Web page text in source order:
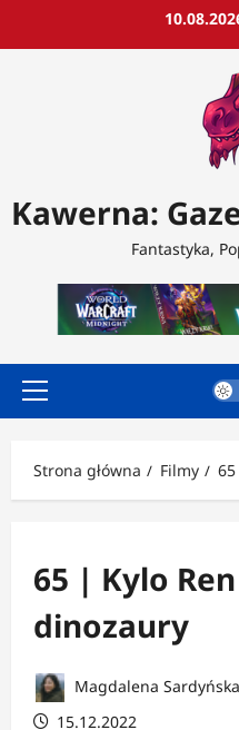
Kawerna:
Fantastyka,
Menu
Strona główna Filmy
65 | Kylo
dinozaury
Magdalena
15.12.2022